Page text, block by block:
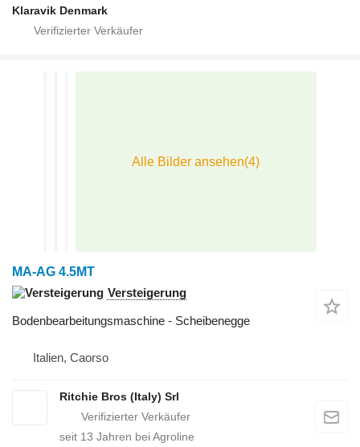
Klaravik Denmark
MA-AG 4.5MT
Versteigerung
Bodenbearbeitungsmaschine - Scheibenegge
Italien, Caorso
Ritchie Bros (Italy) Srl
seit 13 Jahren bei Agroline